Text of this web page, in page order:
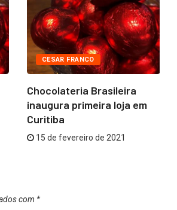
CESAR FRANCO
Chocolateria Brasileira
inaugura primeira loja em
Curitiba
15 de fevereiro de 2021
com *